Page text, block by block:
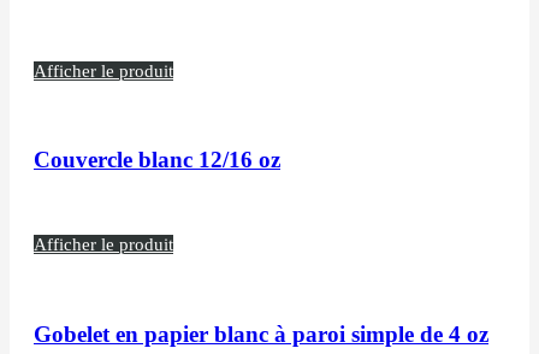
Afficher le produit
Couvercle blanc 12/16 oz
Afficher le produit
Gobelet en papier blanc à paroi simple de 4 oz